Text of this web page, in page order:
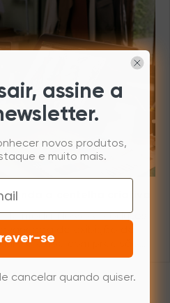
a centelha criativa
moda. Nossos produtos
de exibição de
e exibe com precisão
de tecido, permitindo que os
correspondência de cores
em preto e branco
assine a
novos produtos,
e muito mais.
se
cancelar quando quiser.